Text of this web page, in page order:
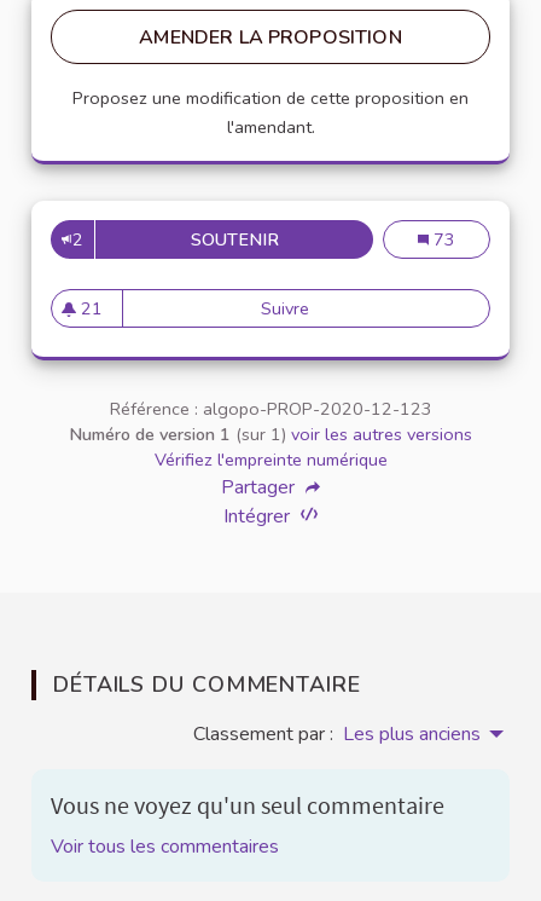
AMENDER LA PROPOSITION
Proposez une modification de cette proposition en
l'amendant.
2 SOUTENIRINCLUSION DES ÉTUDIANTS
Inclusion des
73
21
21 abonnés
Suivre Inclusion des étudiants en
Référence : algopo-PROP-2020-12-123
Numéro de version 1 (sur 1) voir les autres versions
Vérifiez l'empreinte numérique
Partager
Intégrer
DÉTAILS DU COMMENTAIRE
Classement par : Les plus anciens
Vous ne voyez qu'un seul commentaire
Voir tous les commentaires